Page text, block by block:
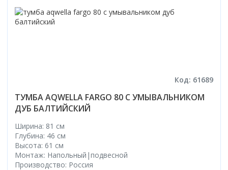
Код: 61689
ТУМБА AQWELLA FARGO 80 С УМЫВАЛЬНИКОМ
ДУБ БАЛТИЙСКИЙ
Ширина: 81 см
Глубина: 46 см
Высота: 61 см
Монтаж: Напольный|подвесной
Производство: Россия